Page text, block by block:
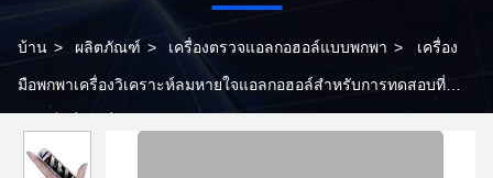
บ้าน > ผลิตภัณฑ์ > เครื่องตรวจแอลกอฮอล์แบบพกพา > เครื่อง
มือพกพาเครื่องวิเคราะห์ลมหายใจแอลกอฮอล์สําหรับการทดสอบที่